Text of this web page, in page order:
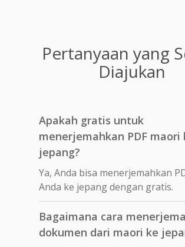
Pertanyaan yang
Diajukan
Apakah gratis untuk
menerjemahkan PDF maori
jepang?
Ya, Anda bisa menerjemahkan
Anda ke jepang dengan gratis.
Bagaimana cara
dokumen dari maori ke